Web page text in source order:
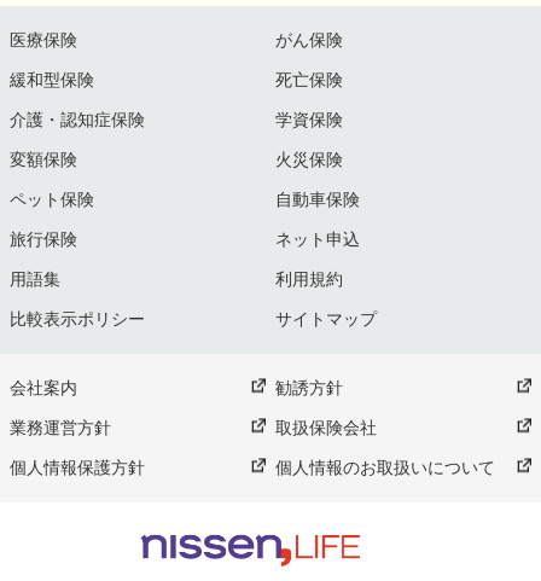
医療保険 がん保険
緩和型保険 死亡保険
介護・認知症保険 学資保険
変額保険 火災保険
ペット保険 自動車保険
旅行保険 ネット申込
用語集 利用規約
比較表示ポリシー サイトマップ
会社案内 勧誘方針
業務運営方針 取扱保険会社
個人情報保護方針 個人情報のお取扱いについて